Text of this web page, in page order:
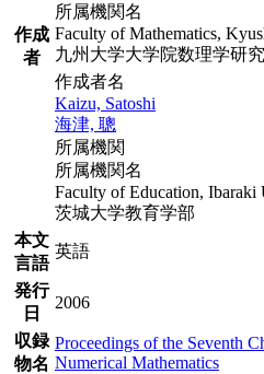
作成
者
所属機関名
Faculty of Mathematics,
九州大学大学院数理学研
作成者名
Kaizu, Satoshi
海津, 聰
所属機関
所属機関名
Faculty of Education, Ibaraki
茨城大学教育学部
本文
言語
英語
発行
日
2006
収録
物名
Proceedings of the Seventh
Numerical Mathematics